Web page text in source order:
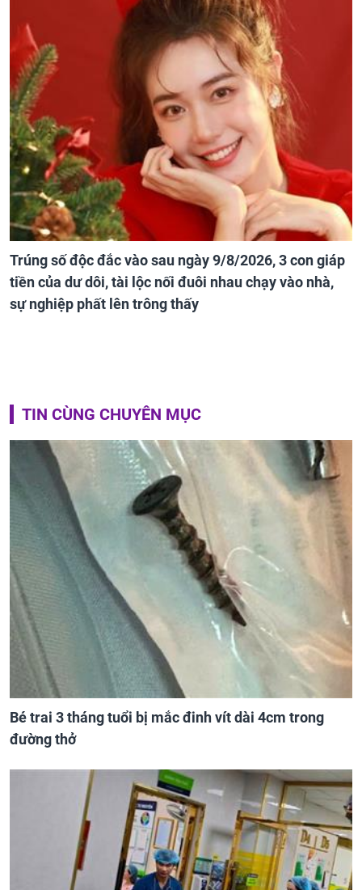
Trúng số độc đắc vào sau ngày 9/8/2026, 3 con giáp
tiền của dư dôi, tài lộc nối đuôi nhau chạy vào nhà,
sự nghiệp phất lên trông thấy
TIN CÙNG CHUYÊN MỤC
Bé trai 3 tháng tuổi bị mắc đinh vít dài 4cm trong
đường thở